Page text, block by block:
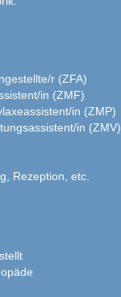
r (ZFA)
in (ZMF)
in (ZMP)
in (ZMV)
Rezeption, etc.